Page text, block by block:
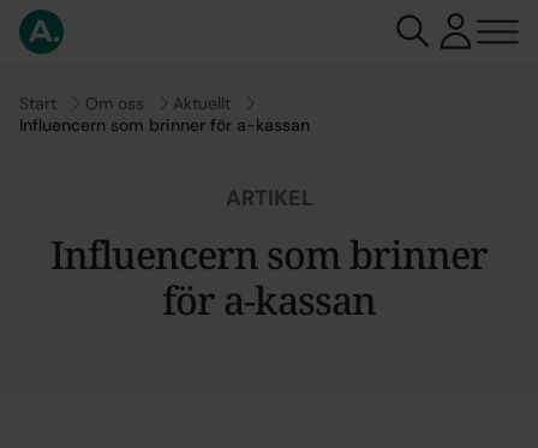
Gå till
Start Gå till
Om oss Gå till
Aktuellt
Influencern som brinner för a-kassan
ARTIKEL
Influencern som brinner
för a-kassan